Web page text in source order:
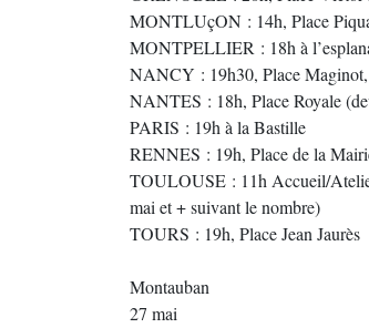
MONTLUçON : 14h, Place
MONTPELLIER : 18h à
NANCY : 19h30, Place Maginot,
NANTES : 18h, Place Royale
PARIS : 19h à la Bastille
RENNES : 19h, Place de la
TOULOUSE : 11h Accueil/
mai et + suivant le nombre)
TOURS : 19h, Place Jean Jaurès
Montauban
27 mai